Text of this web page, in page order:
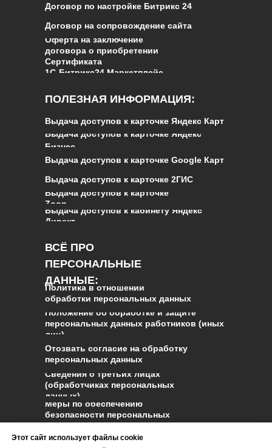
ВСЁ ПРО
ПЕРСОНАЛЬНЫЕ
ДАННЫЕ:
Политика в отношении
обработки персональных данных
Положение об обработке и защите
персональных данных работников (иных
лиц)
Меры по обеспечению
безопасности персональных
данных и реагированию на
инциденты
Сведения о третьих лицах
(обработчиках персональных
данных)
Отозвать согласие на обработку
персональных данных
Выдача доступов к карточке
Zoon
Выдача доступов к кабинету Яндекс
Директ
Выдача доступов к карточке Яндекс Карт
Выдача доступов к карточке Яндекс
Бизнес
Выдача доступов к карточке Google Карт
Выдача доступов к карточке 2ГИС
ПОЛЕЗНАЯ ИНФОРМАЦИЯ:
Оферта на заключение
договора о приобретении
Сертификата
1С‑Битрикс24.Маркетплейс
Договор по настройке Битрикс 24
Договор на сопровождение сайта
Этот сайт использует файлы cookie